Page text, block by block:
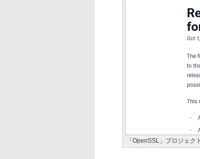
「OpenSSL」プロジェク